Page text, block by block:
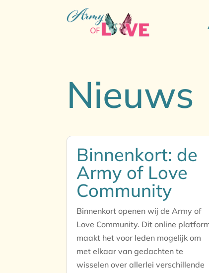
Nieuws
Binnenkort: de
Army of Love
Community
Binnenkort openen wij de Army of
Love Community. Dit online
maakt het voor leden mogelijk om
met elkaar van gedachten te
wisselen over allerlei verschillende